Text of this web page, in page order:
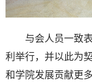
与会人员一致
利举行，并以此为
和学院发展贡献更